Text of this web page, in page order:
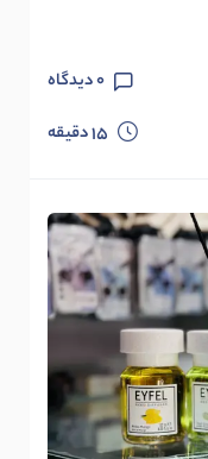
0دیدگاه
15دقیقه